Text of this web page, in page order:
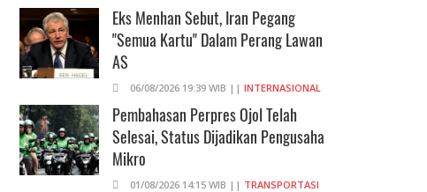
Eks Menhan Sebut, Iran Pegang
"Semua Kartu" Dalam Perang Lawan
AS
06/08/2026 19:39 WIB || INTERNASIONAL
Pembahasan Perpres Ojol Telah
Selesai, Status Dijadikan Pengusaha
Mikro
01/08/2026 14:15 WIB || TRANSPORTASI